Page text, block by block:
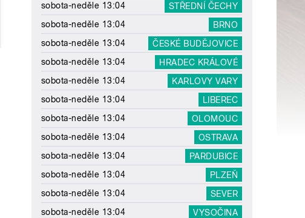
sobota-neděle 13:04
STŘEDNÍ ČECHY
sobota-neděle 13:04
BRNO
sobota-neděle 13:04
ČESKÉ BUDĚJOVICE
sobota-neděle 13:04
HRADEC KRÁLOVÉ
sobota-neděle 13:04
KARLOVY VARY
sobota-neděle 13:04
LIBEREC
sobota-neděle 13:04
OLOMOUC
sobota-neděle 13:04
OSTRAVA
sobota-neděle 13:04
PARDUBICE
sobota-neděle 13:04
PLZEŇ
sobota-neděle 13:04
SEVER
sobota-neděle 13:04
VYSOČINA